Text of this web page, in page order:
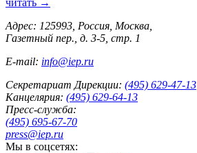
Адрес: 125993, Россия, Москва,
Газетный пер., д. 3-5, стр. 1
E-mail: info@iep.ru
Секретариат Дирекции: (495) 629-47-13
Канцелярия: (495) 629-64-13
Пресс-служба:
(495) 695-67-70
press@iep.ru
Мы в соцсетях: